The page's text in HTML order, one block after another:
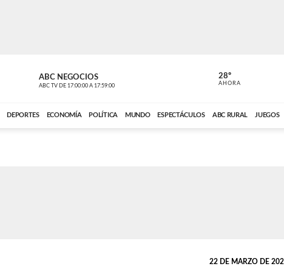
ABC NEGOCIOS
ABC TV DE 17:00:00 A 17:59:00 ABC CARDINAL
28º
AHORA
DEPORTES ECONOMÍA POLÍTICA MUNDO ESPECTÁCULOS ABC RURAL JUEGOS
22 DE MARZO DE